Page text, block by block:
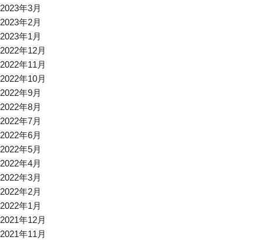
2023年3月
2023年2月
2023年1月
2022年12月
2022年11月
2022年10月
2022年9月
2022年8月
2022年7月
2022年6月
2022年5月
2022年4月
2022年3月
2022年2月
2022年1月
2021年12月
2021年11月